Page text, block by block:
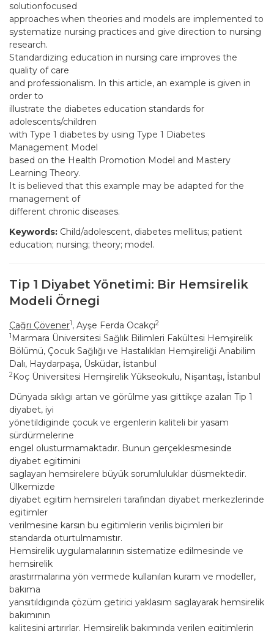
solutionfocused
approaches when theories and models are implemented to
systematize nursing practices and give direction to nursing
research.
Standardizing education in nursing care improves the
quality of care
and professionalism. In this article, an example is given in
order to
illustrate the diabetes education standards for
adolescents/children
with Type 1 diabetes by using Type 1 Diabetes
Management Model
based on the Health Promotion Model and Mastery
Learning Theory.
It is believed that this example may be adapted for the
management of
different chronic diseases.
Keywords: Child/adolescent, diabetes mellitus; patient
education; nursing; theory; model.
Tip 1 Diyabet Yönetimi: Bir Hemsirelik
Modeli Örnegi
Çağrı Çövener1, Ayşe Ferda Ocakçı2
1 Marmara Üniversitesi Sağlık Bilimleri Fakültesi Hemşirelik
Bölümü, Çocuk Sağlığı ve Hastalıkları Hemşireliği Anabilim
Dalı, Haydarpaşa, Üsküdar, İstanbul
2Koç Üniversitesi Hemşirelik Yükseokulu, Nişantaşı, İstanbul
Dünyada sıklıgı artan ve görülme yası gittikçe azalan Tip 1
diyabet, iyi
yönetildiginde çocuk ve ergenlerin kaliteli bir yasam
sürdürmelerine
engel olusturmamaktadır. Bunun gerçeklesmesinde
diyabet egitimini
saglayan hemsirelere büyük sorumluluklar düsmektedir.
Ülkemizde
diyabet egitim hemsireleri tarafından diyabet merkezlerinde
egitimler
verilmesine karsın bu egitimlerin verilis biçimleri bir
standarda oturtulmamıstır.
Hemsirelik uygulamalarının sistematize edilmesinde ve
hemsirelik
arastırmalarına yön vermede kullanılan kuram ve modeller,
bakıma
yansıtıldıgında çözüm getirici yaklasım saglayarak hemsirelik
bakımının
kalitesini artırırlar. Hemsirelik bakımında verilen egitimlerin